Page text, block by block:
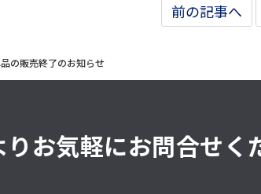
前の記事へ
の販売終了のお知らせ
りお気軽にお問合せく